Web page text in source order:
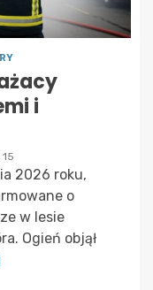
i
15
2026 roku,
o
w lesie
Ogień objął